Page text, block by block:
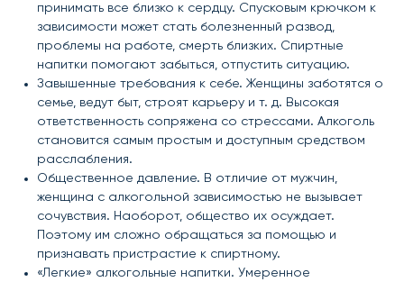
принимать все близко к сердцу. Спусковым крючком к
зависимости может стать болезненный развод,
проблемы на работе, смерть близких. Спиртные
напитки помогают забыться, отпустить ситуацию.
Завышенные требования к себе. Женщины заботятся о
семье, ведут быт, строят карьеру и т. д. Высокая
ответственность сопряжена со стрессами. Алкоголь
становится самым простым и доступным средством
расслабления.
Общественное давление. В отличие от мужчин,
женщина с алкогольной зависимостью не вызывает
сочувствия. Наоборот, общество их осуждает.
Поэтому им сложно обращаться за помощью и
признавать пристрастие к спиртному.
«Легкие» алкогольные напитки. Умеренное